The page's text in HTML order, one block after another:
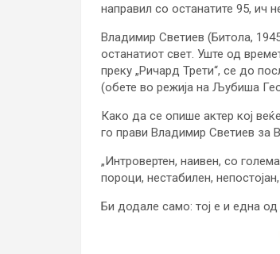
направил со останатите 95, ич
Владимир Светиев (Битола,
останатиот свет. Уште од
преку „Ричард Трети“, се до
(обете во режија на Љубиша
Како да се опише актер кој
го прави Владимир Светиев за
„Интровертен, наивен, со
пороци, нестабилен,
Би додале само: тој е и една